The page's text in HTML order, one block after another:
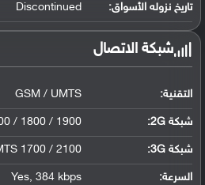
تاريخ نزوله الأسواق: Discontinued
شبكة الاتصال
التقنية: GSM / UMTS
شبكة 2G: / 1800 / 1900
شبكة 3G :
1700 / 2100
السرعة: Yes, 384 kbps